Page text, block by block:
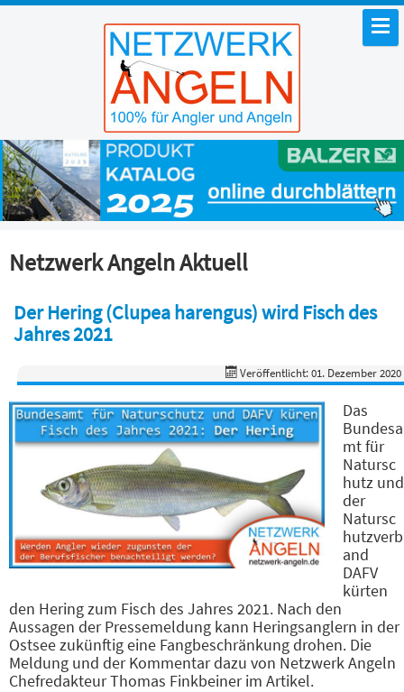
Netzwerk Angeln Aktuell
Der Hering (Clupea harengus) wird Fisch des
Jahres 2021
Veröffentlicht: 01. Dezember 2020
Das
Bundesa
mt für
Natursc
hutz und
der
Natursc
hutzverb
and
DAFV
kürten
den Hering zum Fisch des Jahres 2021. Nach den
Aussagen der Pressemeldung kann Heringsanglern in der
Ostsee zukünftig eine Fangbeschränkung drohen. Die
Meldung und der Kommentar dazu von Netzwerk Angeln
Chefredakteur Thomas Finkbeiner im Artikel.